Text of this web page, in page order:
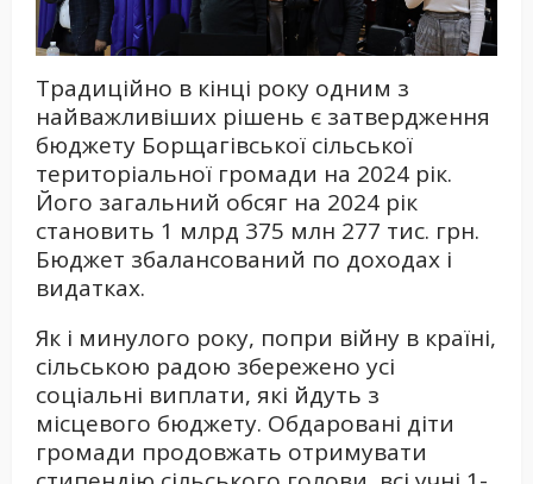
Традиційно в кінці року одним з
найважливіших рішень є затвердження
бюджету Борщагівської сільської
територіальної громади на 2024 рік.
Його загальний обсяг на 2024 рік
становить 1 млрд 375 млн 277 тис. грн.
Бюджет збалансований по доходах і
видатках.
Як і минулого року, попри війну в країні,
сільською радою збережено усі
соціальні виплати, які йдуть з
місцевого бюджету. Обдаровані діти
громади продовжать отримувати